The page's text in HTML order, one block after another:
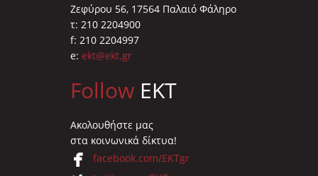
Ζεφύρου 56, 17564 Παλαιό Φάληρο
τ: 210 2204900
f: 210 2204997
e: ekt@ekt.gr
Follow EKT
Ακολουθήστε μας
στα κοινωνικά δίκτυα!
facebook.com/EKTgr